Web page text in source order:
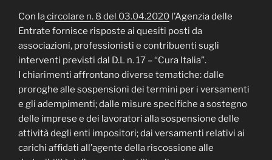
Con lacircolare n. 8 del 03.04.2020 l’Agenzia delle
Entrate fornisce risposte ai quesiti posti da
associazioni, professionisti e contribuenti sugli
interventi previsti dal D.L n. 17 – “Cura Italia”.
I chiarimenti affrontano diverse tematiche: dalle
proroghe alle sospensioni dei termini per i versamenti
e gli adempimenti; dalle misure specifiche a sostegno
delle imprese e dei lavoratori alla sospensione delle
attività degli enti impositori; dai versamenti relativi ai
carichi affidati all’agente della riscossione alle